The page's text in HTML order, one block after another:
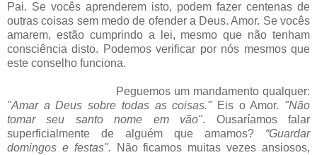
Pai. Se vocês aprenderem isto, podem fazer centenas de
outras coisas sem medo de ofender a Deus. Amor. Se vocês
amarem, estão cumprindo a lei, mesmo que não tenham
consciência disto. Podemos verificar por nós mesmos que
este conselho funciona.
Peguemos um mandamento qualquer:
"Amar a Deus sobre todas as coisas." Eis o Amor. "Não
tomar seu santo nome em vão". Ousaríamos falar
superficialmente de alguém que amamos? “Guardar
domingos e festas".
Não ficamos muitas vezes ansiosos,